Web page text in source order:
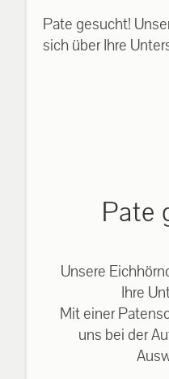
Pate gesucht!
sich über Ihre
Pate
Unsere
Ihre
Mit einer
uns bei der